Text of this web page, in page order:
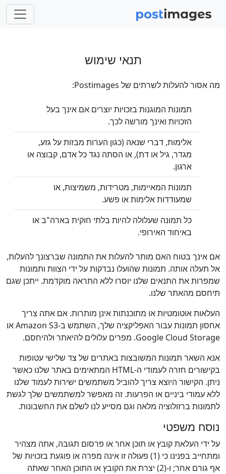
תנאי שימוש
מה אסור להעלות לשרתים של Postimages:
תמונות המוגנות בזכויות יוצרים אם אינך בעל
הזכויות ואינך מורשה לכך.
אלימות, דברי שנאה (כגון הערות מבזות על גזע,
מגדר, גיל או דת), או הסתה נגד כל אדם, קבוצה או
ארגון.
תמונות המאיימות, מטרידות, משמיצות, או
שמעודדות אלימות או פשע.
כל תמונה שעלולה להיות בלתי חוקית בארה"ב או
באיחוד האירופי.
אם אינך בטוח האם מותר להעלות את התמונה שברצונך להעלות,
אל תעלה אותה. תמונות שהועלו נבדקות על ידי הצוות ותמונות
שמפרות את התנאים שלנו יוסרו ללא התראה מוקדמת. ייתכן שגם
תיחסם מהאתר שלנו.
העלאות אוטומטיות או מתוכנתות אינן מותרות. אם אתה צריך
אחסון תמונות עבור האפליקציה שלך, השתמש ב-Amazon S3 או
Google Cloud Storage. מפרים עלולים להיאתר ולהיחסם.
אנא השאר תמונות המשובצות באתרים של צד שלישי עטופות
בקישורים חזרה לעמודי ה-HTML המתאימים באתר שלנו כאשר
ניתן. הקישור היוצא צריך להוביל משתמשים ישירות לעמוד שלנו
ללא עמודי ביניים או הפרעות. זה מאפשר למשתמשים שלך לגשת
לתמונות ברזולוציה מלאה וגם מסייע לנו לשלם את החשבונות.
נוסח משפטי
על ידי העלאת קובץ או תוכן אחר או פרסום תגובה, אתה מצהיר
ומתחייב בפנינו כי (1) פעולה זו אינה מפרה או פוגעת בזכויות של
אף גורם אחר; ו-(2) יצרת את הקובץ או התוכן האחר שאתה